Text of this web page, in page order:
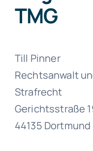
TMG
Till Pinner
Rechtsanwalt
Strafrecht
Gerichtsstraße
44135 Dortmund